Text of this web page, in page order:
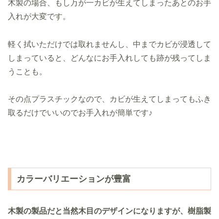
木製の場合、もし万が一カビが生えてしまったあとのお手
入れが大変です。
軽く拭いただけでは取れませんし、中までカビが浸透して
しまっていると、どんなにお手入れしても跡が残ってしま
うことも。
その点プラスチックなので、カビが生えてしまってもふき
取るだけでいいのでお手入れが簡単です♪
カラーバリエーションが豊富
木製の製品だと当然木目のデザインになりますが、樹脂製